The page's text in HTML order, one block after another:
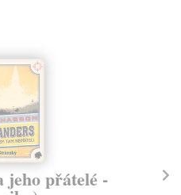
jeho přátelé -